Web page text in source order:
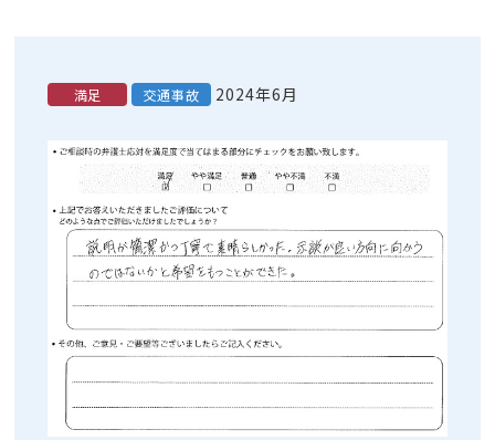
満足 交通事故 2024年6月